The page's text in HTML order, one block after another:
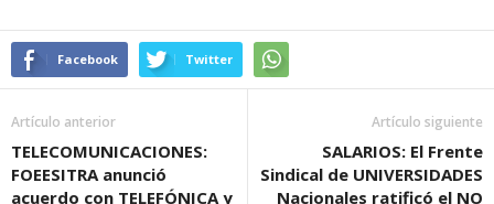
Facebook Twitter
Artículo anterior
TELECOMUNICACIONES:
FOEESITRA anunció
acuerdo con TELEFÓNICA y
Artículo siguiente
SALARIOS: El Frente
Sindical de UNIVERSIDADES
Nacionales ratificó el NO